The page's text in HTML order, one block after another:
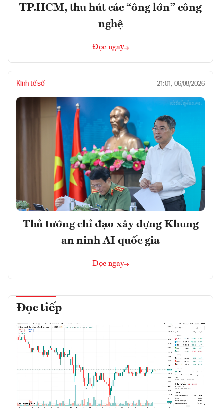
TP.HCM, thu hút các “ông lớn” công
nghệ
Đọc ngay
Kinh tế số 21:01, 06/08/2026
Thủ tướng chỉ đạo xây dựng Khung
an ninh AI quốc gia
Đọc ngay
Đọc tiếp